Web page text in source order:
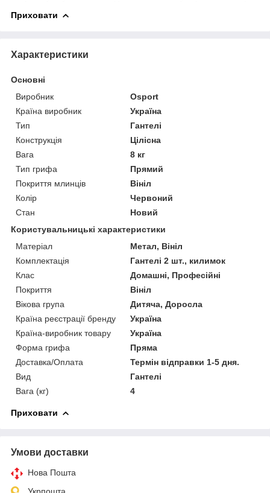
Приховати
Характеристики
Основні
Виробник
Osport
Країна виробник
Україна
Тип
Гантелі
Конструкція
Цілісна
Вага
8 кг
Тип грифа
Прямий
Покриття млинців
Вініл
Колір
Червоний
Стан
Новий
Користувальницькі характеристики
Матеріал
Метал, Вініл
Комплектація
Гантелі 2 шт., килимок
Клас
Домашні, Професійні
Покриття
Вініл
Вікова група
Дитяча, Доросла
Країна реєстрації бренду
Україна
Країна-виробник товару
Україна
Форма грифа
Пряма
Доставка/Оплата
Термін відправки 1-5 дня.
Вид
Гантелі
Вага (кг)
4
Приховати
Умови доставки
Нова Пошта
Укрпошта